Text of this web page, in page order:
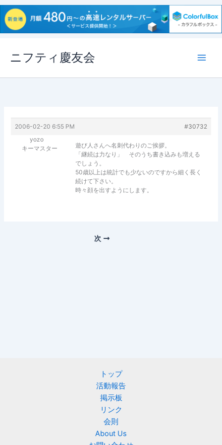
ス
ニフティ慶友会
2006-02-20 6:55 PM
#30732
yozo
キーマスター
遊び人さんへ名刺代わりのご挨拶。
「継続は力なり」 そのうち書き込みも増える
でしょう。
50歳以上は統計でも少ないのですから細く長く
続けて下さい。
時々顔を出すようにします。
次
トップ
活動報告
掲示板
リンク
会則
About Us